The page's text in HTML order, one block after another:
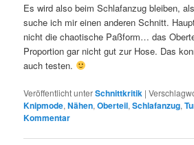
Es wird also beim Schlafanzug bleiben,
suche ich mir einen anderen Schnitt.
nicht die chaotische Paßform… das
Proportion gar nicht gut zur Hose. Das
auch testen.
Veröffentlicht unterSchnittkritik |
Knipmode,Nähen,Oberteil,Schlafanzug,
Kommentar